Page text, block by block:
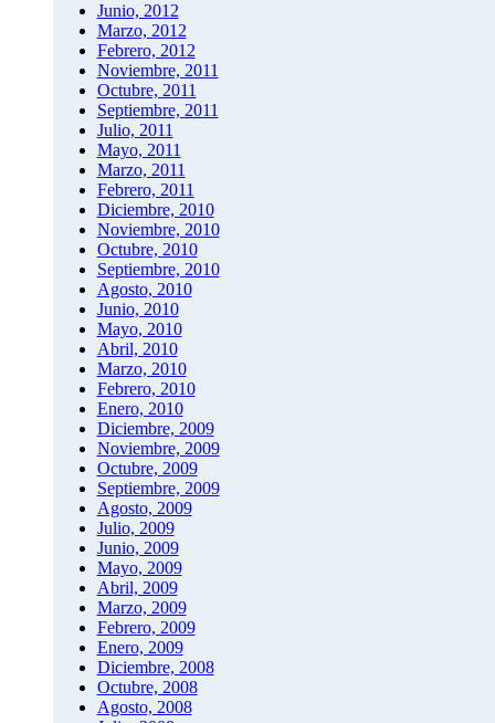
Junio, 2012
Marzo, 2012
Febrero, 2012
Noviembre, 2011
Octubre, 2011
Septiembre, 2011
Julio, 2011
Mayo, 2011
Marzo, 2011
Febrero, 2011
Diciembre, 2010
Noviembre, 2010
Octubre, 2010
Septiembre, 2010
Agosto, 2010
Junio, 2010
Mayo, 2010
Abril, 2010
Marzo, 2010
Febrero, 2010
Enero, 2010
Diciembre, 2009
Noviembre, 2009
Octubre, 2009
Septiembre, 2009
Agosto, 2009
Julio, 2009
Junio, 2009
Mayo, 2009
Abril, 2009
Marzo, 2009
Febrero, 2009
Enero, 2009
Diciembre, 2008
Octubre, 2008
Agosto, 2008